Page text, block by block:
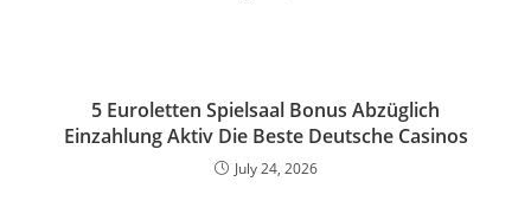
5 Euroletten Spielsaal Bonus Abzüglich
Einzahlung Aktiv Die Beste Deutsche Casinos
July 24, 2026